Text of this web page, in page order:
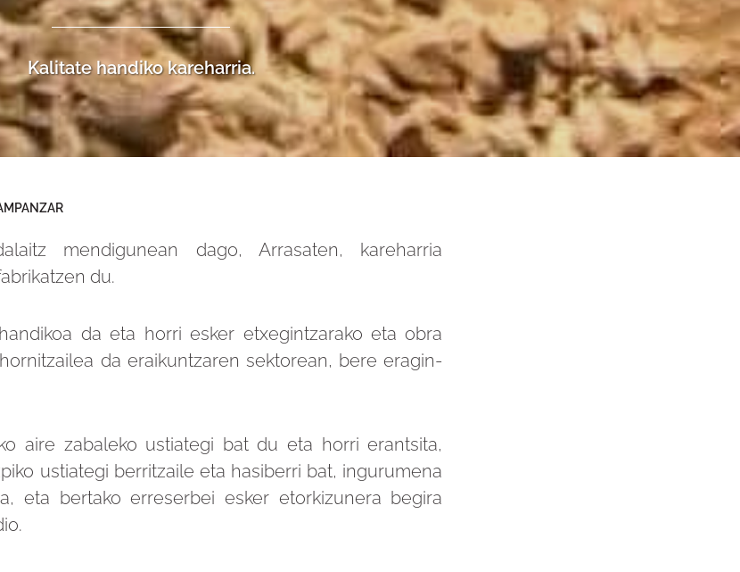
Kalitate handiko kareharria.
mendigunean dago, Arrasaten, kareharria
du.
da eta horri esker etxegintzarako eta obra
da eraikuntzaren sektorean, bere eragin-
aire zabaleko ustiategi bat du eta horri erantsita,
ustiategi berritzaile eta hasiberri bat, ingurumena
eta bertako erreserbei esker etorkizunera begira